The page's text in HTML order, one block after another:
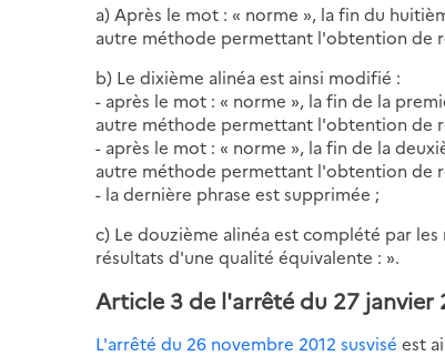
a) Après le mot : « norme », la fin du
autre méthode permettant l'obtention de
b) Le dixième alinéa est ainsi modifié :
- après le mot : « norme », la fin de la
autre méthode permettant l'obtention de
- après le mot : « norme », la fin de la
autre méthode permettant l'obtention de
- la dernière phrase est supprimée ;
c) Le douzième alinéa est complété par
résultats d'une qualité équivalente : ».
Article 3 de l'arrêté du 27 janvier
L'arrêté du 26 novembre 2012 susvisé est